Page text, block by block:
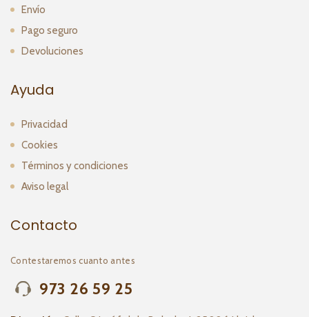
Envío
Pago seguro
Devoluciones
Ayuda
Privacidad
Cookies
Términos y condiciones
Aviso legal
Contacto
Contestaremos cuanto antes
973 26 59 25